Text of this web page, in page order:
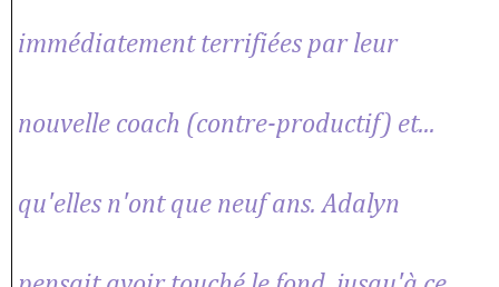
immédiatement terrifiées par leur
nouvelle coach (contre-productif) et...
qu'elles n'ont que neuf ans. Adalyn